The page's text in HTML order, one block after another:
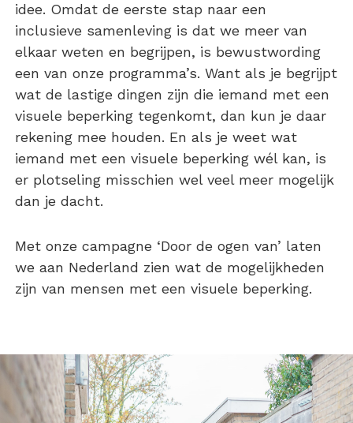
idee. Omdat de eerste stap naar een
inclusieve samenleving is dat we meer van
elkaar weten en begrijpen, is bewustwording
een van onze programma’s. Want als je begrijpt
wat de lastige dingen zijn die iemand met een
visuele beperking tegenkomt, dan kun je daar
rekening mee houden. En als je weet wat
iemand met een visuele beperking wél kan, is
er plotseling misschien wel veel meer mogelijk
dan je dacht.
Met onze campagne ‘Door de ogen van’ laten
we aan Nederland zien wat de mogelijkheden
zijn van mensen met een visuele beperking.